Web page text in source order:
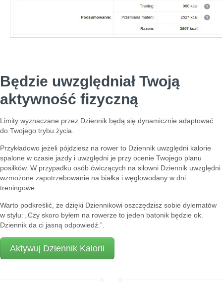
Będzie uwzględniał Twoją
aktywność fizyczną
Limity wyznaczane przez Dziennik będą się dynamicznie adaptować
do Twojego trybu życia.
Przykładowo jeżeli pójdziesz na rower to Dziennik uwzględni kalorie
spalone w czasie jazdy i uwzględni je przy ocenie Twojego planu
posiłków. W przypadku osób ćwiczących na siłowni Dziennik uwzględni
wzmożone zapotrzebowanie na białka i węglowodany w dni
treningowe.
Warto podkreślić, że dzięki Dziennikowi oszczędzisz sobie dylematów
w stylu: „Czy skoro byłem na rowerze to jeden batonik będzie ok.
Dziennik da ci jasną odpowiedź.”.
Aktywuj Dziennik Kalorii